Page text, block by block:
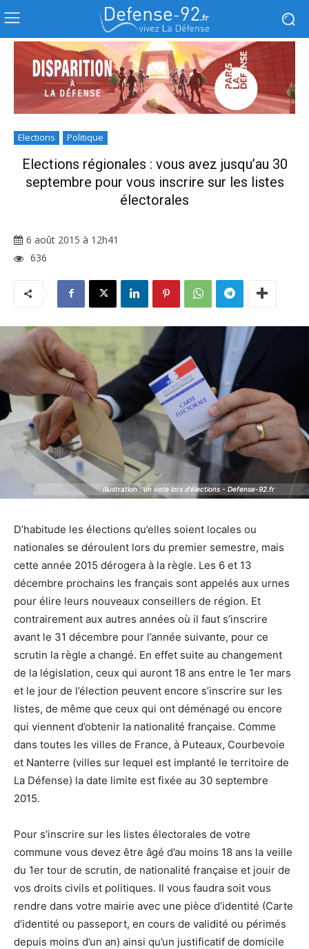
Elections Politique
Elections régionales : vous avez jusqu’au 30
septembre pour vous inscrire sur les listes
électorales
6 août 2015 à 12h41
636
Illustration : un vote lors d'élections - Defense-92.fr
Illustration : un vote lors d'élections - Defense-92.fr
D’habitude les élections qu’elles soient locales ou
nationales se déroulent lors du premier semestre, mais
cette année 2015 dérogera à la règle. Les 6 et 13
décembre prochains les français sont appelés aux urnes
pour élire leurs nouveaux conseillers de région. Et
contrairement aux autres années où il faut s’inscrire
avant le 31 décembre pour l’année suivante, pour ce
scrutin la règle a changé. En effet suite au changement
de la législation, ceux qui auront 18 ans entre le 1er mars
et le jour de l’élection peuvent encore s’inscrire sur les
listes, de même que ceux qui ont déménagé ou encore
qui viennent d’obtenir la nationalité française. Comme
dans toutes les villes de France, à Puteaux, Courbevoie
et Nanterre (villes sur lequel est implanté le territoire de
La Défense) la date limite est fixée au 30 septembre
2015.
Pour s’inscrire sur les listes électorales de votre
commune vous devez être âgé d’au moins 18 ans la veille
du 1er tour de scrutin, de nationalité française et jouir de
vos droits civils et politiques. Il vous faudra soit vous
rendre dans votre mairie avec une pièce d’identité (Carte
d’identité ou passeport, en cours de validité ou périmés
depuis moins d’un an) ainsi qu’un justificatif de domicile